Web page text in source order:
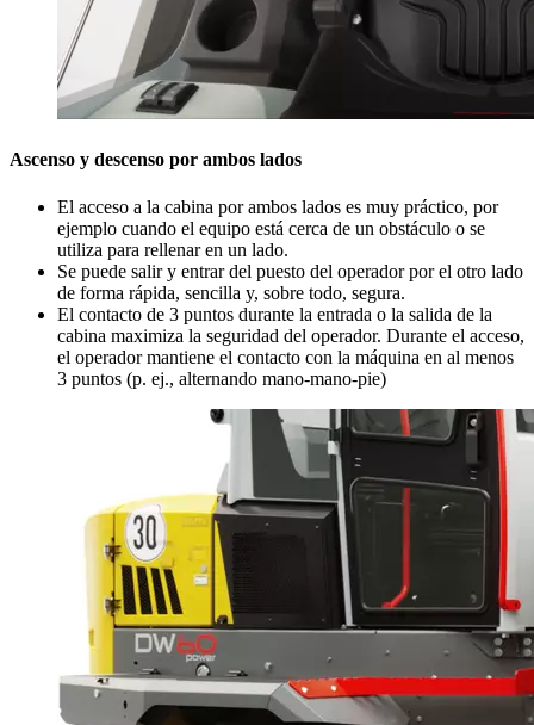
Ascenso y descenso por ambos lados
El acceso a la cabina por ambos lados es muy práctico, por
ejemplo cuando el equipo está cerca de un obstáculo o se
utiliza para rellenar en un lado.
Se puede salir y entrar del puesto del operador por el otro lado
de forma rápida, sencilla y, sobre todo, segura.
El contacto de 3 puntos durante la entrada o la salida de la
cabina maximiza la seguridad del operador. Durante el acceso,
el operador mantiene el contacto con la máquina en al menos
3 puntos (p. ej., alternando mano-mano-pie)